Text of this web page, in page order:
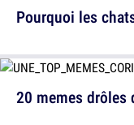
20 memes drôles
Pourquoi les